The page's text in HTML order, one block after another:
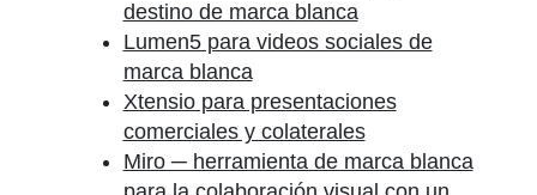
destino de marca blanca
Lumen5 para videos sociales de
marca blanca
Xtensio para presentaciones
comerciales y colaterales
Miro ─ herramienta de marca blanca